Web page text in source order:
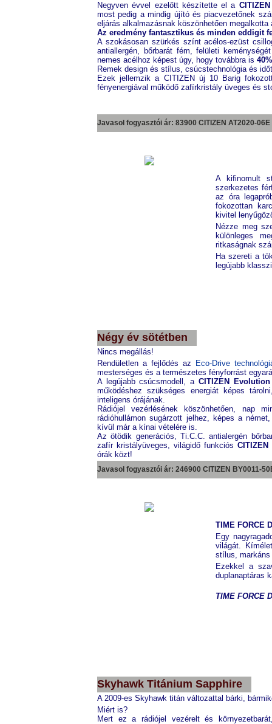
Negyven évvel ezelőtt készítette el aCITIZEN
most pedig a mindig újító és piacvezetőnek
eljárás alkalmazásnak köszönhetően megalkotta
Az eredmény fantasztikus és minden eddigit
A szokásosan szürkés színt acélos-ezüst
antiallergén, bőrbarát fém, felületi keménységét
nemes acélhoz képest úgy, hogy továbbra is
Remek design és stílus, csúcstechnológia és
Ezek jellemzik a CITIZEN új 10 Barig
fényenergiával működő zafírkristály üveges és
Javasol fogyasztói ár: 83900 CITIZEN AT2020-06E
A kifinomult
szerkezetes
az óra
fokozottan
kivitel
Nézze meg
különleges
ritkaságnak
Ha szereti a
legújabb
Négy év sötétben
Nincs megállás!
Rendületlen a fejlődés az
Eco-Drive
mesterséges és a természetes fényforrást
A legújabb csúcsmodell, a CITIZEN
működéshez szükséges energiát képes
inteligens órájának.
Rádiójel vezérlésének köszönhetően, nap
rádióhullámon sugárzott jelhez, képes a
kívül már a kínai vételére is.
Az ötödik generációs, Ti.C.C. antialergén
zafír kristályüveges, világidő funkciós
órák közt!
Javasol fogyasztói ár: 246900 CITIZEN BY0011-
TIME FORCE
Egy
világát.
stílus, markáns
Ezekkel a
duplanaptáras
TIME FORCE
Skyhawk Titánium Sapphire
A 2009-es Skyhawk titán változattal bárki,
Miért is?
Mert ez a rádiójel vezérelt és